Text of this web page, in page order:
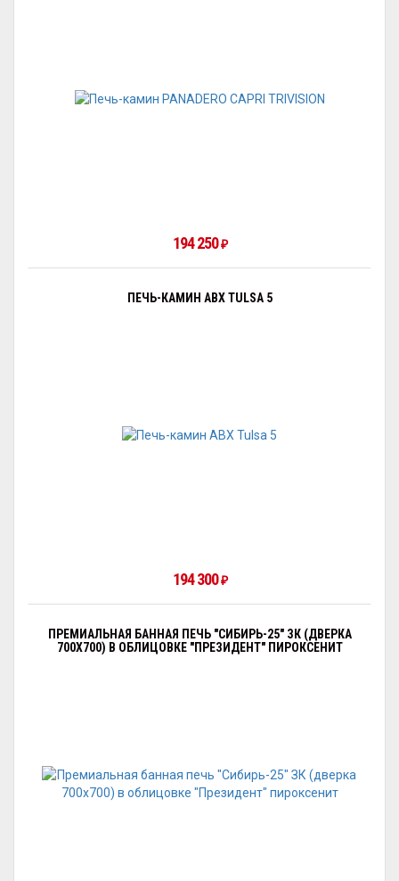
194 250₽
ПЕЧЬ-КАМИН ABX TULSA 5
194 300₽
ПРЕМИАЛЬНАЯ БАННАЯ ПЕЧЬ "СИБИРЬ-25" ЗК (ДВЕРКА
700Х700) В ОБЛИЦОВКЕ "ПРЕЗИДЕНТ" ПИРОКСЕНИТ